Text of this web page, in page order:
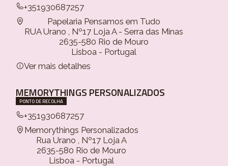
+351930687257
Papelaria Pensamos em Tudo
RUA Urano , Nº17 Loja A - Serra das Minas
2635-580 Rio de Mouro
Lisboa - Portugal
Ver mais detalhes
MEMORYTHINGS PERSONALIZADOS
PONTO DE RECOLHA
+351930687257
Memorythings Personalizados
Rua Urano , Nº17 Loja A
2635-580 Rio de Mouro
Lisboa - Portugal